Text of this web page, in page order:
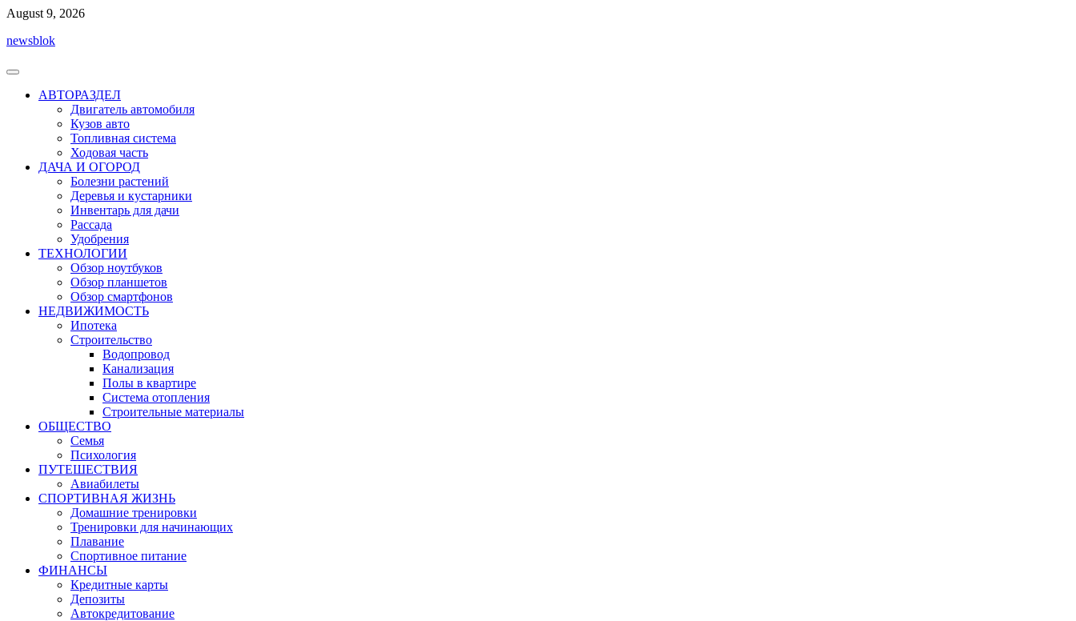
Перейти
содержимому
August 9, 2026
newsblok
АВТОРАЗДЕЛ
Двигатель автомобиля
Кузов авто
Топливная система
Ходовая часть
ДАЧА И ОГОРОД
Болезни растений
Деревья и кустарники
Инвентарь для дачи
Рассада
Удобрения
ТЕХНОЛОГИИ
Обзор ноутбуков
Обзор планшетов
Обзор смартфонов
НЕДВИЖИМОСТЬ
Ипотека
Строительство
Водопровод
Канализация
Полы в квартире
Система отопления
Строительные материалы
ОБЩЕСТВО
Семья
Психология
ПУТЕШЕСТВИЯ
Авиабилеты
СПОРТИВНАЯ ЖИЗНЬ
Домашние тренировки
Тренировки для начинающих
Плавание
Спортивное питание
ФИНАНСЫ
Кредитные карты
Депозиты
Автокредитование